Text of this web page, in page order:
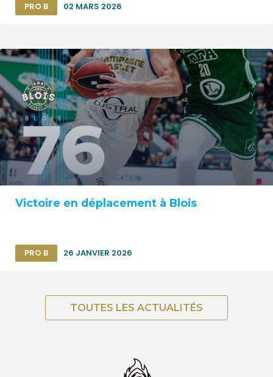
PRO B 02 MARS 2026
Victoire en déplacement à Blois
PRO B 26 JANVIER 2026
TOUTES LES ACTUALITÉS